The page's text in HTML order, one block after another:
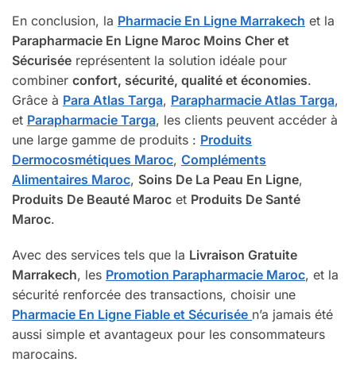
En conclusion, la Pharmacie En Ligne Marrakech et la
Parapharmacie En Ligne Maroc Moins Cher et
Sécurisée représentent la solution idéale pour
combiner confort, sécurité, qualité et économies.
Grâce à Para Atlas Targa, Parapharmacie Atlas Targa,
et Parapharmacie Targa, les clients peuvent accéder à
une large gamme de produits : Produits
Dermocosmétiques Maroc, Compléments
Alimentaires Maroc, Soins De La Peau En Ligne,
Produits De Beauté Maroc et Produits De Santé
Maroc.
Avec des services tels que la Livraison Gratuite
Marrakech, les Promotion Parapharmacie Maroc, et la
sécurité renforcée des transactions, choisir une
Pharmacie En Ligne Fiable et Sécurisée n’a jamais été
aussi simple et avantageux pour les consommateurs
marocains.